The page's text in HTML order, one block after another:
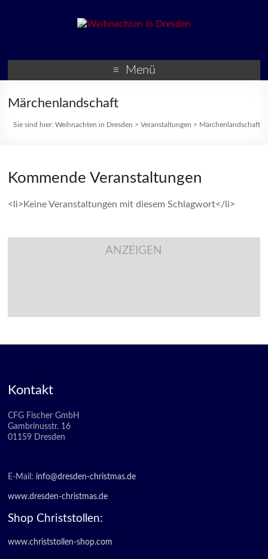
Veranstaltungen zur
Weihnachtszeit
Menü
Märchenlandschaft
Sie sind hier: Weihnachten in Dresden > Veranstaltungen > Märchenlandschaft
Kommende Veranstaltungen
<li>Keine Veranstaltungen mit diesem Schlagwort</li>
ANZEIGEN
Kontakt
CFG Fischer GmbH
Gambrinusstr. 16
01159 Dresden
E-Mail: info@dresden-christmas.de
www.dresden-christmas.de
Shop Christstollen:
www.christstollen-shop.com